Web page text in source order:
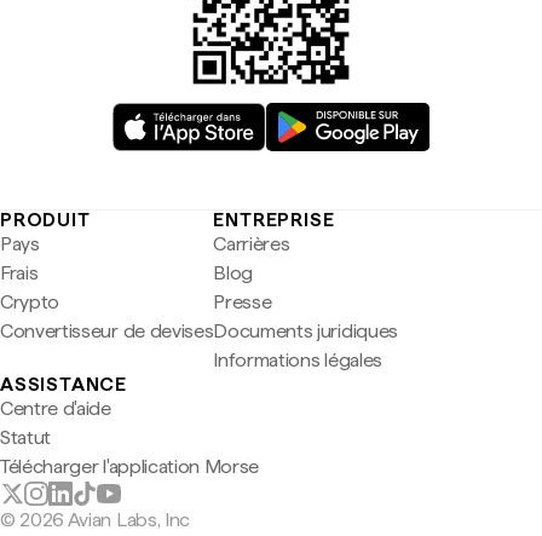
PRODUIT
Pays
Frais
Crypto
Convertisseur de devises
ENTREPRISE
Carrières
Blog
Presse
Documents juridiques
Informations légales
ASSISTANCE
Centre d'aide
Statut
Télécharger l'application Morse
© 2026 Avian Labs, Inc